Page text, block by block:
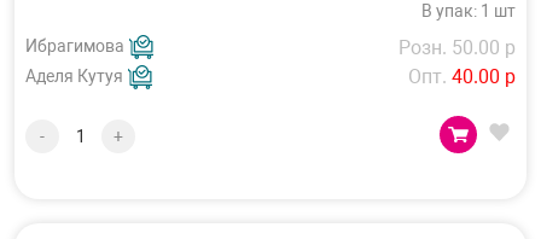
В упак: 1 шт
Ибрагимова
Аделя Кутуя
Розн. 50.00 р
Опт. 40.00 р
- +